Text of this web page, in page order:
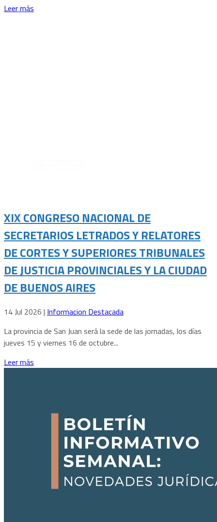
Leer más
XIX CONGRESO NACIONAL DE
SECRETARIOS LETRADOS Y RELATORES
DE CORTES Y SUPERIORES TRIBUNALES
DE JUSTICIA PROVINCIALES Y LA CIUDAD
DE BUENOS AIRES
14 Jul 2026 | Informacion Destacada
La provincia de San Juan será la sede de las jornadas, los días
jueves 15 y viernes 16 de octubre...
Leer más